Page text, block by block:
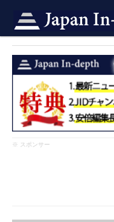
※ スポンサー